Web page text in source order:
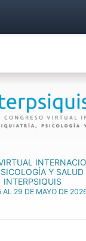
Y
INTERPSIQUIS
AL 29 DE MAYO DE